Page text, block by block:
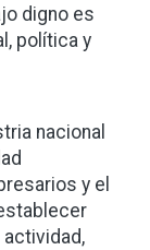
digno es
política y
nacional
y el